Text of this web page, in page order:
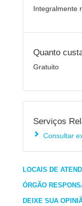
Integralmente
Quanto
Gratuito
Serviços
Consultar
LOCAIS DE
ÓRGÃO
DEIXE SUA